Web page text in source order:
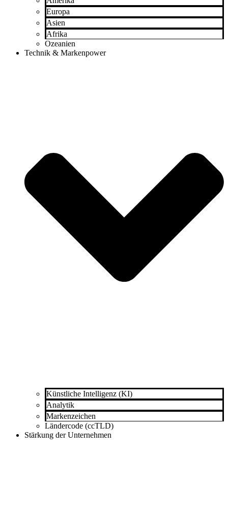
Europa
Asien
Afrika
Ozeanien
Technik & Markenpower
Künstliche Intelligenz (KI)
Analytik
Markenzeichen
Ländercode (ccTLD)
Stärkung der Unternehmen